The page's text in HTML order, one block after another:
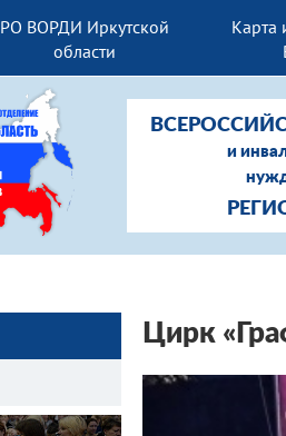
РО ВОРДИ Иркутской
области
Карта
и
Цирк